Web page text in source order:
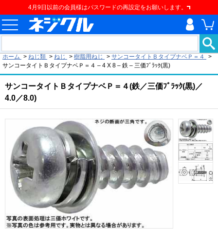
4月9日以前の会員様はパスワードの再設定をお願いします。
ホーム > ねじ類 > ねじ > 樹脂用ねじ > サンコータイトＢタイプナベＰ＝４
>
サンコータイトＢタイプナベＰ＝４ – 4 X 8 – 鉄 – 三価ﾌﾞﾗｯｸ(黒)
サンコータイトＢタイプナベＰ＝４(鉄／三価ﾌﾞﾗｯｸ(黒)／
4.0／8.0)